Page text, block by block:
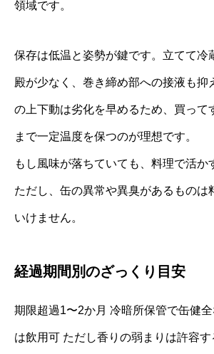
領域です。
保存は低温と姿勢が鍵です。立てて冷
殿が少なく、巻き締め部への接液も抑
の上下動は劣化を早めるため、買って
まで一定温度を保つのが理想です。
もし風味が落ちていても、料理で活か
ただし、缶の異常や異臭があるものは
いけません。
経過期間別のざっくり目安
期限超過1〜2か月 冷暗所保管で缶健
は飲用可 ただし香りの弱まりは許容す